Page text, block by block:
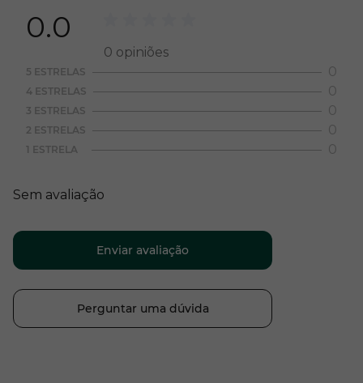
0.0
0 opiniões
5 ESTRELAS 0
4 ESTRELAS 0
3 ESTRELAS 0
2 ESTRELAS 0
1 ESTRELA 0
Sem avaliação
Enviar avaliação
Perguntar uma dúvida